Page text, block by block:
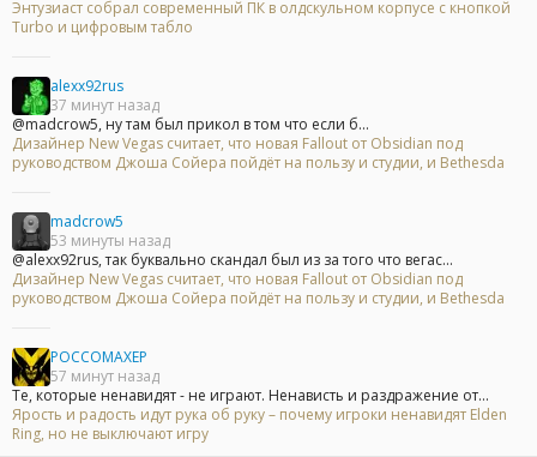
Энтузиаст собрал современный ПК в олдскульном корпусе с кнопкой
Turbo и цифровым табло
alexx92rus
37 минут назад
@madcrow5, ну там был прикол в том что если б...
Дизайнер New Vegas считает, что новая Fallout от Obsidian под
руководством Джоша Сойера пойдёт на пользу и студии, и Bethesda
madcrow5
53 минуты назад
@alexx92rus, так буквально скандал был из за того что вегас...
Дизайнер New Vegas считает, что новая Fallout от Obsidian под
руководством Джоша Сойера пойдёт на пользу и студии, и Bethesda
POCCOMAXEP
57 минут назад
Те, которые ненавидят - не играют. Ненависть и раздражение от...
Ярость и радость идут рука об руку – почему игроки ненавидят Elden
Ring, но не выключают игру